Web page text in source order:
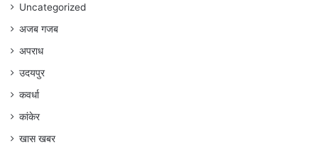
Uncategorized
अजब गजब
अपराध
उदयपुर
कवर्धा
कांकेर
खास खबर